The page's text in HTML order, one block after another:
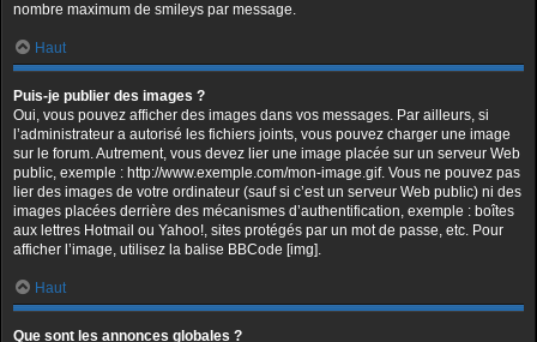
nombre maximum de smileys par message.
Haut
Puis-je publier des images ?
Oui, vous pouvez afficher des images dans vos messages. Par ailleurs, si
l’administrateur a autorisé les fichiers joints, vous pouvez charger une image
sur le forum. Autrement, vous devez lier une image placée sur un serveur Web
public, exemple : http://www.exemple.com/mon-image.gif. Vous ne pouvez pas
lier des images de votre ordinateur (sauf si c’est un serveur Web public) ni des
images placées derrière des mécanismes d’authentification, exemple : boîtes
aux lettres Hotmail ou Yahoo!, sites protégés par un mot de passe, etc. Pour
afficher l’image, utilisez la balise BBCode [img].
Haut
Que sont les annonces globales ?